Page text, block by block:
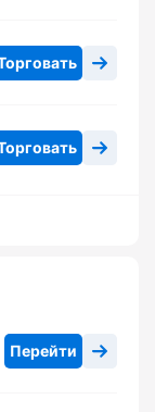
Перейти